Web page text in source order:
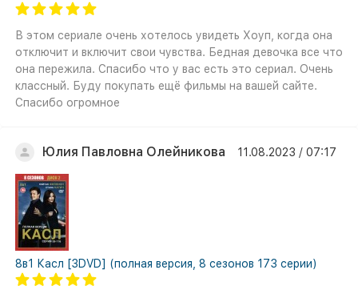
В этом сериале очень хотелось увидеть Хоуп, когда она
отключит и включит свои чувства. Бедная девочка все что
она пережила. Спасибо что у вас есть это сериал. Очень
классный. Буду покупать ещё фильмы на вашей сайте.
Спасибо огромное
Юлия Павловна Олейникова 11.08.2023 / 07:17
8в1 Касл [3DVD] (полная версия, 8 сезонов 173 серии)